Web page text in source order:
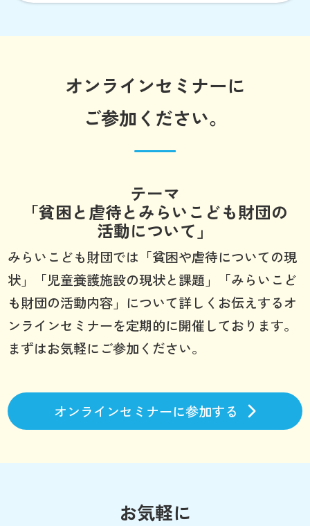
オンラインセミナーに
ご参加ください。
テーマ
「貧困と虐待とみらいこども財団の
活動について」
みらいこども財団では「貧困や虐待についての現
状」「児童養護施設の現状と課題」「みらいこど
も財団の活動内容」について詳しくお伝えするオ
ンラインセミナーを定期的に開催しております。
まずはお気軽にご参加ください。
オンラインセミナーに参加する
お気軽に